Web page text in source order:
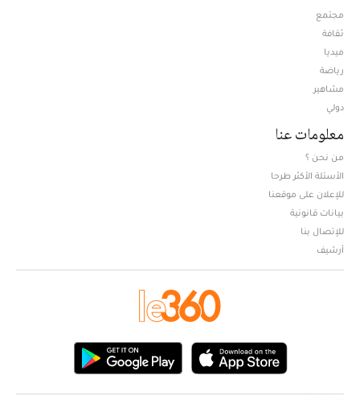
مجتمع
ثقافة
ميديا
رياضة
مشاهير
دولي
معلومات عنا
من نحن ؟
الأسئلة الأكثر طرحا
للإعلان على موقعنا
بيانات قانونية
للإتصال بنا
أرشيف